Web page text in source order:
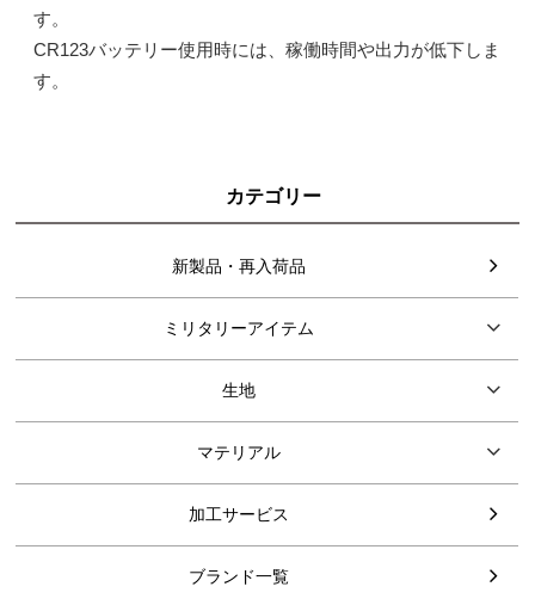
す。
CR123バッテリー使用時には、稼働時間や出力が低下しま
す。
カテゴリー
新製品・再入荷品
ミリタリーアイテム
生地
マテリアル
加工サービス
ブランド一覧